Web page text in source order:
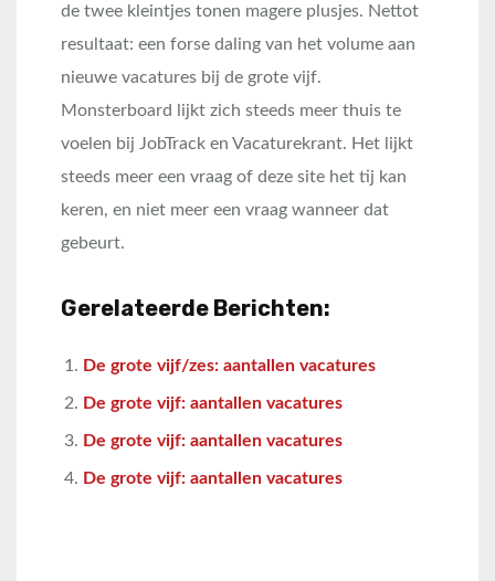
de twee kleintjes tonen magere plusjes. Nettot
resultaat: een forse daling van het volume aan
nieuwe vacatures bij de grote vijf.
Monsterboard lijkt zich steeds meer thuis te
voelen bij JobTrack en Vacaturekrant. Het lijkt
steeds meer een vraag of deze site het tij kan
keren, en niet meer een vraag wanneer dat
gebeurt.
Gerelateerde Berichten:
De grote vijf/zes: aantallen vacatures
De grote vijf: aantallen vacatures
De grote vijf: aantallen vacatures
De grote vijf: aantallen vacatures